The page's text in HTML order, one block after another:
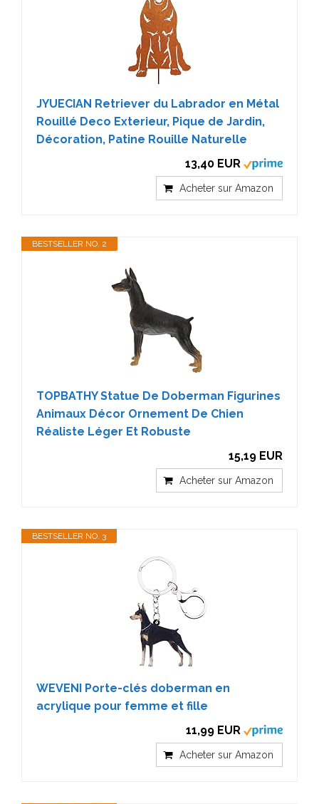
JYUECIAN Retriever du Labrador en Métal
Rouillé Deco Exterieur, Pique de Jardin,
Décoration, Patine Rouille Naturelle
13,40 EUR
Acheter sur Amazon
BESTSELLER NO. 2
TOPBATHY Statue De Doberman Figurines
Animaux Décor Ornement De Chien
Réaliste Léger Et Robuste
15,19 EUR
Acheter sur Amazon
BESTSELLER NO. 3
WEVENI Porte-clés doberman en
acrylique pour femme et fille
11,99 EUR
Acheter sur Amazon